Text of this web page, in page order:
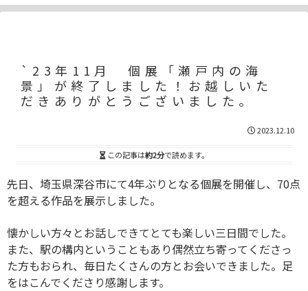
`23年11月 個展「瀬戸内の海
景」が終了しました！お越しいた
だきありがとうございました。
2023.12.10
この記事は約2分で読めます。
先日、埼玉県深谷市にて4年ぶりとなる個展を開催し、70点
を超える作品を展示しました。
懐かしい方々とお話しできてとても楽しい三日間でした。
また、駅の構内ということもあり偶然立ち寄ってくださっ
た方もおられ、毎日たくさんの方とお会いできました。足
をはこんでくださり感謝します。